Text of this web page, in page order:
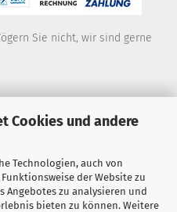
Cookies und andere
Technologien, auch von
der Website zu
Angebotes zu analysieren und
bieten zu können. Weitere
Sie nicht, wir sind gerne
Uhr